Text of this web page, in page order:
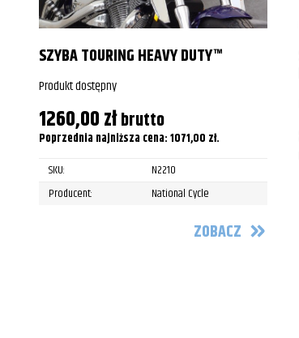
SZYBA TOURING HEAVY DUTY™
Produkt dostępny
1260,00złbrutto
Poprzednia najniższa cena:1071,00 zł.
SKU:
N2210
Producent:
National Cycle
ZOBACZ